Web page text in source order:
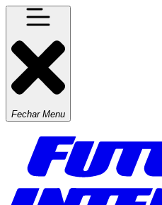
Fechar Menu